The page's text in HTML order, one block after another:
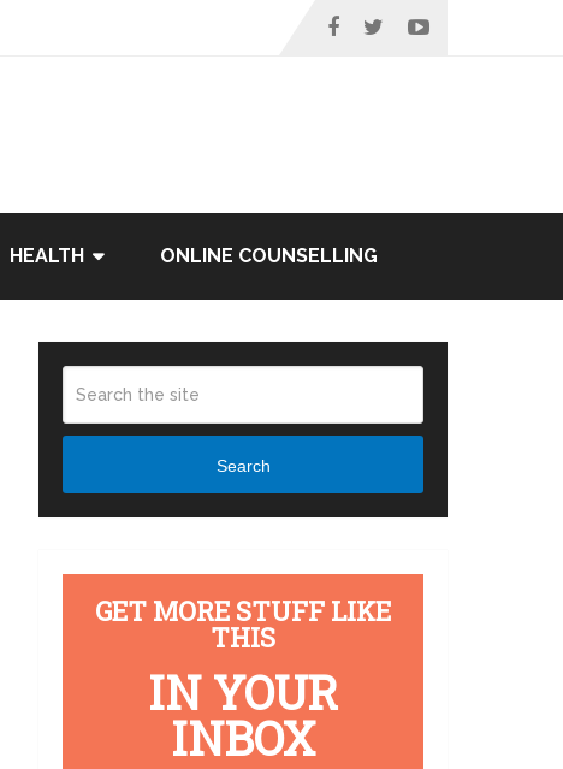
HEALTH ONLINE COUNSELLING
Search
GET MORE STUFF LIKE
THIS
IN YOUR
INBOX